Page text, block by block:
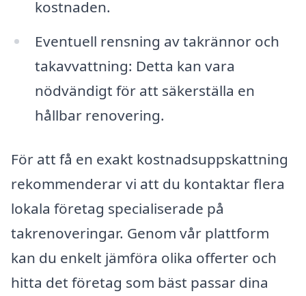
kostnaden.
Eventuell rensning av takrännor och
takavvattning: Detta kan vara
nödvändigt för att säkerställa en
hållbar renovering.
För att få en exakt kostnadsuppskattning
rekommenderar vi att du kontaktar flera
lokala företag specialiserade på
takrenoveringar. Genom vår plattform
kan du enkelt jämföra olika offerter och
hitta det företag som bäst passar dina